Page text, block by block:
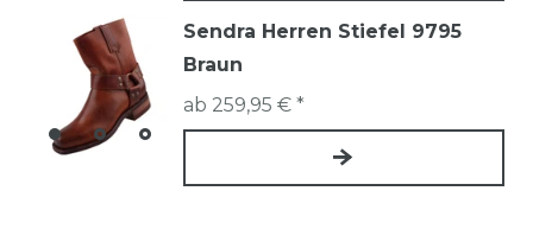
Sendra Herren Stiefel 9795
Braun
ab 259,95 € *